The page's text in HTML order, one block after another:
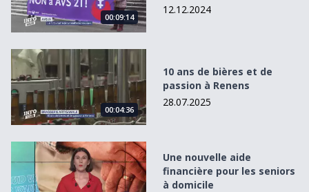
00:09:14
12.12.2024
10 ans de bières et de passion à Renens
00:04:36
10 ans de bières et de
passion à Renens
28.07.2025
Une nouvelle aide financière pour les seniors à domicile
Une nouvelle aide
financière pour les seniors
à domicile